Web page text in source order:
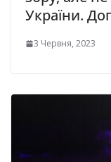
України.
3 Червня, 2023